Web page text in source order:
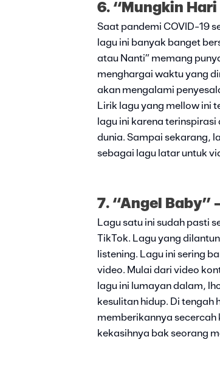
6. “Mungkin
Saat pandemi COVID-19
lagu ini banyak banget
atau Nanti” memang
menghargai waktu yang
akan mengalami
Lirik lagu yang mellow ini
lagu ini karena
dunia. Sampai sekarang,
sebagai lagu latar untuk
7. “Angel Baby”
Lagu satu ini sudah pasti
TikTok. Lagu yang
listening. Lagu ini sering
video. Mulai dari video
lagu ini lumayan dalam,
kesulitan hidup. Di
memberikannya secercah
kekasihnya bak seorang